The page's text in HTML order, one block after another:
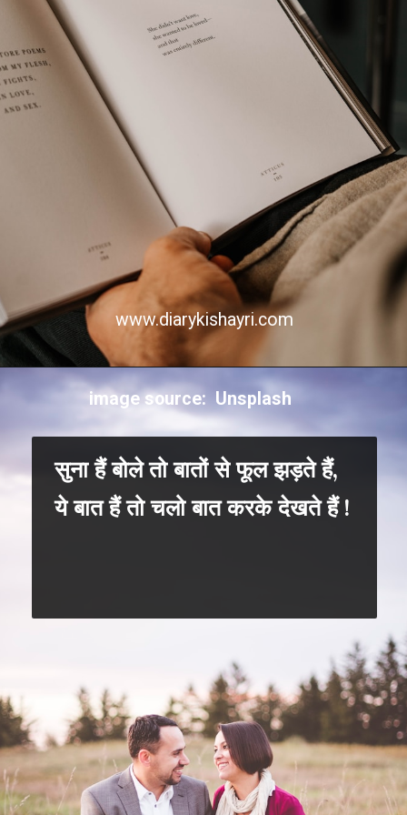
www.diarykishayri.com
सुना हैं बोले तो बातों से फूल झड़ते हैं,
ये बात हैं तो चलो बात करके देखते हैं !
image source: Unsplash